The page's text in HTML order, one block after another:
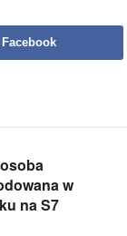
w
na S7